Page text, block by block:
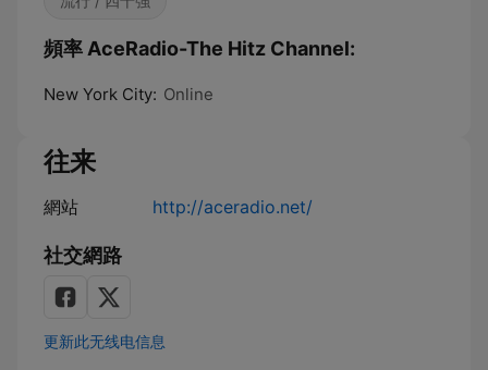
頻率 AceRadio-The Hitz Channel:
New York City: Online
往来
網站 http://aceradio.net/
社交網路
更新此无线电信息